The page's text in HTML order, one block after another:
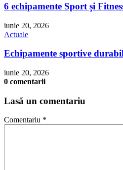
6 echipamente Sport și
iunie 20, 2026
Actuale
Echipamente sportive
iunie 20, 2026
0 comentarii
Lasă un comentariu
Comentariu *